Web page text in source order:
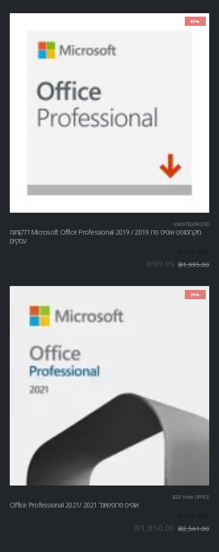
-95%
UNCATEGORIZED
מיקרוסופט אופיס פרו Microsoft Office Professional 2019 / 2019 ללקוחות
עסקיים
₪1,995.00
₪99.99
-28%
OFFICE
, אופיס 2021
אופיס פרופשיונל 2021 /Office Professional 2021
₪2,561.00
₪1,850.00